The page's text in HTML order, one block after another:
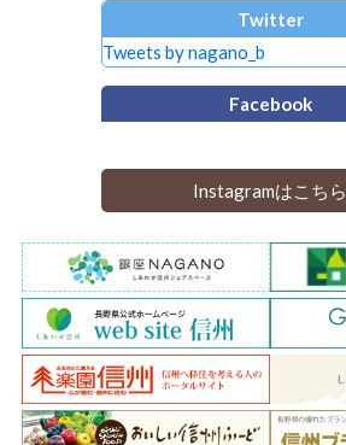
Twitter
Tweets by nagano_b
Facebook
Instagramはこちら